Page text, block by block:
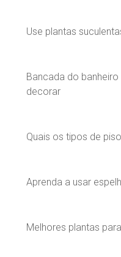
Use plantas
Bancada do
decorar
Quais os tipos de
Aprenda a usar
Melhores plantas